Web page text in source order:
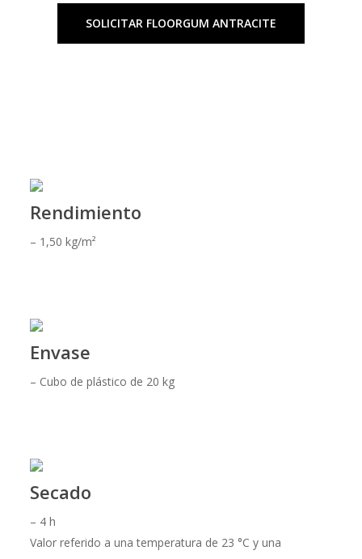
SOLICITAR FLOORGUM ANTRACITE
Rendimiento
– 1,50 kg/m²
Envase
– Cubo de plástico de 20 kg
Secado
– 4 h
Valor referido a una temperatura de 23 °C y una